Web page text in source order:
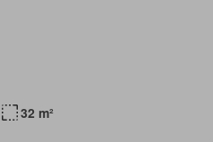
32 m²